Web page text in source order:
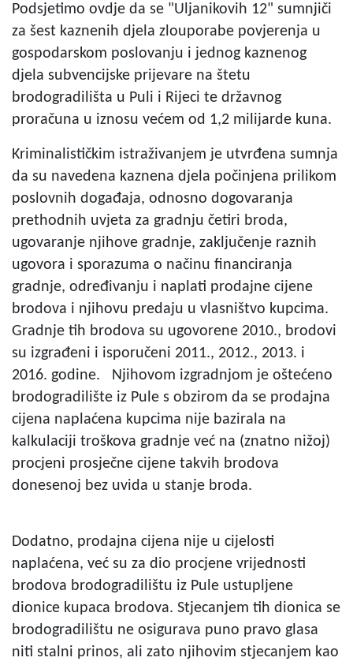
Podsjetimo ovdje da se "Uljanikovih 12" sumnjiči
za šest kaznenih djela zlouporabe povjerenja u
gospodarskom poslovanju i jednog kaznenog
djela subvencijske prijevare na štetu
brodogradilišta u Puli i Rijeci te državnog
proračuna u iznosu većem od 1,2 milijarde kuna.
Kriminalističkim istraživanjem je utvrđena sumnja
da su navedena kaznena djela počinjena prilikom
poslovnih događaja, odnosno dogovaranja
prethodnih uvjeta za gradnju četiri broda,
ugovaranje njihove gradnje, zaključenje raznih
ugovora i sporazuma o načinu financiranja
gradnje, određivanju i naplati prodajne cijene
brodova i njihovu predaju u vlasništvo kupcima.
Gradnje tih brodova su ugovorene 2010., brodovi
su izgrađeni i isporučeni 2011., 2012., 2013. i
2016. godine. Njihovom izgradnjom je oštećeno
brodogradilište iz Pule s obzirom da se prodajna
cijena naplaćena kupcima nije bazirala na
kalkulaciji troškova gradnje već na (znatno nižoj)
procjeni prosječne cijene takvih brodova
donesenoj bez uvida u stanje broda.
Dodatno, prodajna cijena nije u cijelosti
naplaćena, već su za dio procjene vrijednosti
brodova brodogradilištu iz Pule ustupljene
dionice kupaca brodova. Stjecanjem tih dionica se
brodogradilištu ne osigurava puno pravo glasa
niti stalni prinos, ali zato njihovim stjecanjem kao